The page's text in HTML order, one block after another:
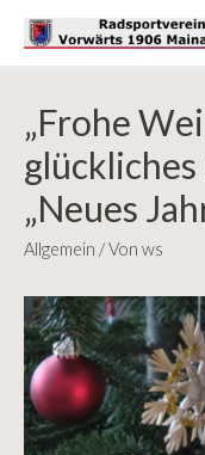
„Frohe
„Neues
Allgemein / Von ws